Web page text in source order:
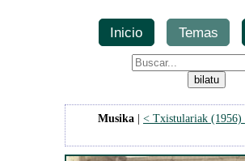
Inicio Temas
Musika | < Txistulariak (1956)